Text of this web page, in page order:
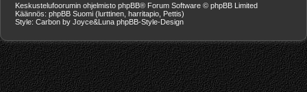
Keskustelufoorumin ohjelmisto phpBB® Forum Software © phpBB Limited
Käännös: phpBB Suomi (lurttinen, harritapio, Pettis)
Style: Carbon by Joyce&Luna phpBB-Style-Design